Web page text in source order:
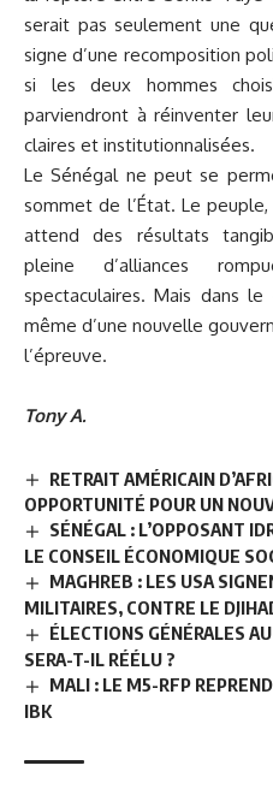
serait pas seulement une
signe d’une recomposition
si les deux hommes
parviendront à réinventer
claires et institutionnalisées.
Le Sénégal ne peut se
sommet de l’État. Le
attend des résultats
pleine d’alliances
spectaculaires. Mais dans le
même d’une nouvelle
l’épreuve.
Tony A.
RETRAIT AMÉRICAIN
OPPORTUNITÉ POUR UN
SÉNÉGAL : L’OPPOSANT
LE CONSEIL ÉCONOMIQUE
MAGHREB : LES USA
MILITAIRES, CONTRE LE
ÉLECTIONS GÉNÉRALES
SERA-T-IL RÉÉLU ?
MALI : LE M5-RFP
IBK